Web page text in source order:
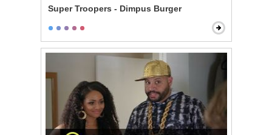
Super Troopers - Dimpus Burger